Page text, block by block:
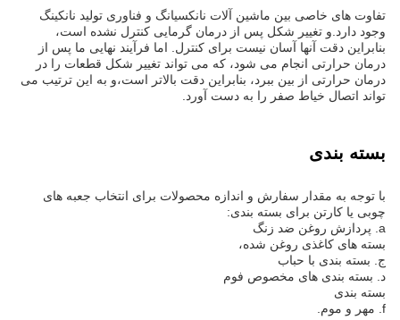
تفاوت های خاصی بین ماشین آلات نانکسیانگ و فناوری تولید نانکینگ
وجود دارد.و تغییر شکل پس از درمان گرمایی کنترل نشده است،
بنابراین دقت آنها آسان نیست برای کنترل. اما فرآیند نهایی ما پس از
درمان حرارتی انجام می شود، که می تواند تغییر شکل قطعات را در
درمان حرارتی از بین ببرد، بنابراین دقت بالاتر است،و به این ترتیب می
تواند اتصال خیاط صفر را به دست آورد.
بسته بندی
با توجه به مقدار سفارش و اندازه محصولات برای انتخاب جعبه های
چوبی یا کارتن برای بسته بندی:
a. پردازش روغن ضد زنگ
بسته های کاغذی روغن شده،
ج. بسته بندی با حباب
د. بسته بندی های مخصوص فوم
بسته بندی
f. مهر و موم.